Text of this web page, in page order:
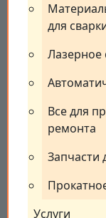
для
Лазерное
Все для
ремонта
Запчасти
Услуги